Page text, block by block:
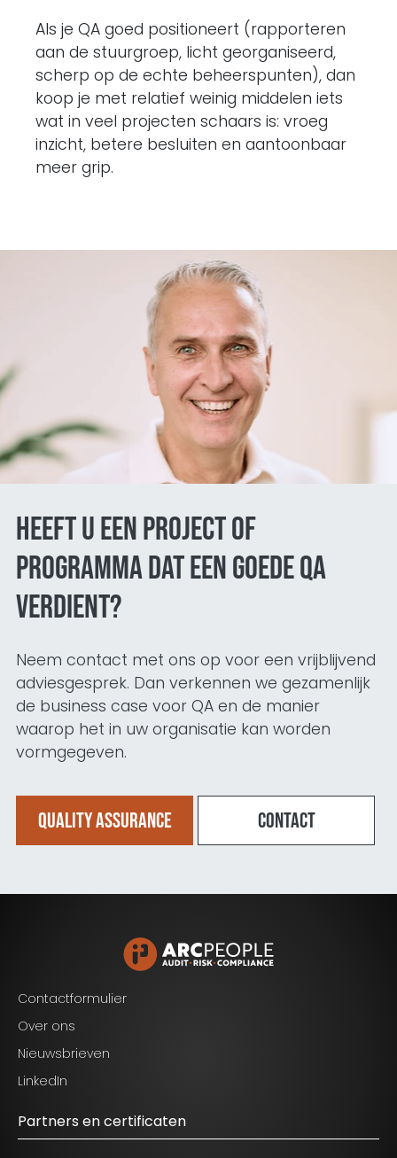
Als je QA goed positioneert (rapporteren
aan de stuurgroep, licht georganiseerd,
scherp op de echte beheerspunten), dan
koop je met relatief weinig middelen iets
wat in veel projecten schaars is: vroeg
inzicht, betere besluiten en aantoonbaar
meer grip.
Heeft u een project of
programma dat een goede QA
verdient?
Neem contact met ons op voor een vrijblijvend
adviesgesprek. Dan verkennen we gezamenlijk
de business case voor QA en de manier
waarop het in uw organisatie kan worden
vormgegeven.
Quality Assurance Contact
Contactformulier
Over ons
Nieuwsbrieven
LinkedIn
Partners en certificaten
Blijf op de hoogte van het laatste nieuws op het
gebied van Audit, Risk en Compliance.